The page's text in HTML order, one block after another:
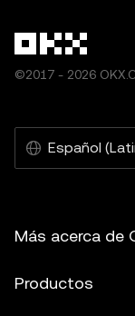
©2017 - 2026
Español
Más acerca de
Productos